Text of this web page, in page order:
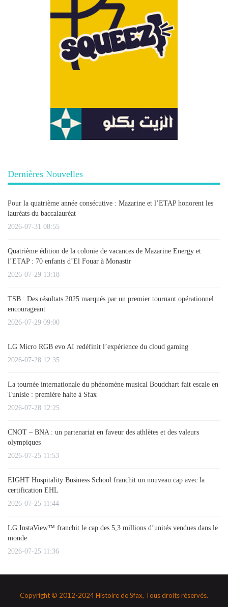
Dernières Nouvelles
Pour la quatrième année consécutive : Mazarine et l’ETAP honorent les
lauréats du baccalauréat
2026-07-31 08:55
Quatrième édition de la colonie de vacances de Mazarine Energy et
l’ETAP : 70 enfants d’El Fouar à Monastir
2026-07-29 13:18
TSB : Des résultats 2025 marqués par un premier tournant opérationnel
encourageant
2026-07-29 09:00
LG Micro RGB evo AI redéfinit l’expérience du cloud gaming
2026-07-28 12:35
La tournée internationale du phénomène musical Boudchart fait escale en
Tunisie : première halte à Sfax
2026-07-28 12:25
CNOT – BNA : un partenariat en faveur des athlètes et des valeurs
olympiques
2026-07-25 11:53
EIGHT Hospitality Business School franchit un nouveau cap avec la
certification EHL
2026-07-25 11:44
LG InstaView™ franchit le cap des 5,3 millions d’unités vendues dans le
monde
2026-07-25 11:36
Copyright © 2012-2024 Histoire de Sfax, Tous droits réservés.